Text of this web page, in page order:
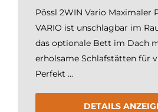
Pössl 2WIN Vario Maximaler
VARIO ist unschlagbar im
das optionale Bett im Dach
erholsame Schlafstätten für
Perfekt ...
DETAILS